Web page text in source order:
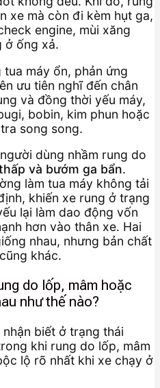
xe mà còn đi kèm hụt ga,
engine, mùi xăng
ở ống xả.
tua máy ổn, phản ứng
ưu tiên nghĩ đến chân
và đồng thời yếu máy,
bobin, kim phun hoặc
song song.
dùng nhầm rung do
và bướm ga bẩn.
làm tua máy không tải
khiến xe rung ở trạng
lại làm dao động vốn
hơn vào thân xe. Hai
nhau, nhưng bản chất
khác.
do lốp, mâm hoặc
như thế nào?
biết ở trạng thái
khi rung do lốp, mâm
lộ rõ nhất khi xe chạy ở